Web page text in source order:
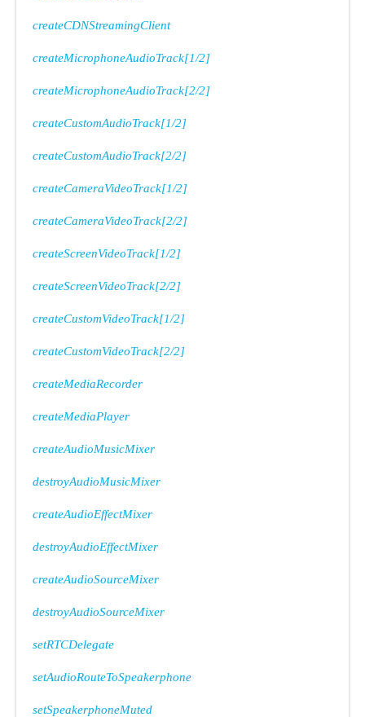
createCDNStreamingClient
createMicrophoneAudioTrack[1/2]
createMicrophoneAudioTrack[2/2]
createCustomAudioTrack[1/2]
createCustomAudioTrack[2/2]
createCameraVideoTrack[1/2]
createCameraVideoTrack[2/2]
createScreenVideoTrack[1/2]
createScreenVideoTrack[2/2]
createCustomVideoTrack[1/2]
createCustomVideoTrack[2/2]
createMediaRecorder
createMediaPlayer
createAudioMusicMixer
destroyAudioMusicMixer
createAudioEffectMixer
destroyAudioEffectMixer
createAudioSourceMixer
destroyAudioSourceMixer
setRTCDelegate
setAudioRouteToSpeakerphone
setSpeakerphoneMuted